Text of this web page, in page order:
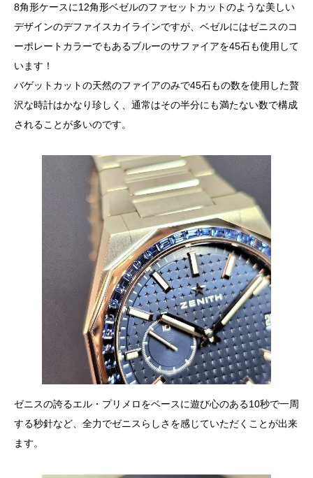
8角形ケースに12角形ベゼルのファセットカットのような美しい
デザインのデファイスカイラインですが、ベゼルにはゼニスのコ
ーポレートカラーでもあるブルーのサファイアを45石も使用して
います！
バゲットカットの天然のファイアのみで45石もの数を使用した贅
沢な時計はかなり珍しく、通常はその半分にも満たない数で構成
されることが多いのです。
ゼニスの誇るエル・プリメロをベースに遊び心のある10秒で一周
する秒針など、全力でゼニスらしさを感じていただくことが出来
ます。